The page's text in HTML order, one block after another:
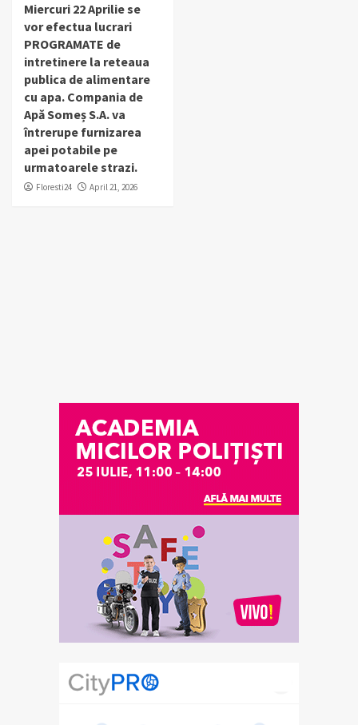
Miercuri 22 Aprilie se
vor efectua lucrari
PROGRAMATE de
intretinere la reteaua
publica de alimentare
cu apa. Compania de
Apă Someș S.A. va
întrerupe furnizarea
apei potabile pe
urmatoarele strazi.
Floresti24 April 21, 2026